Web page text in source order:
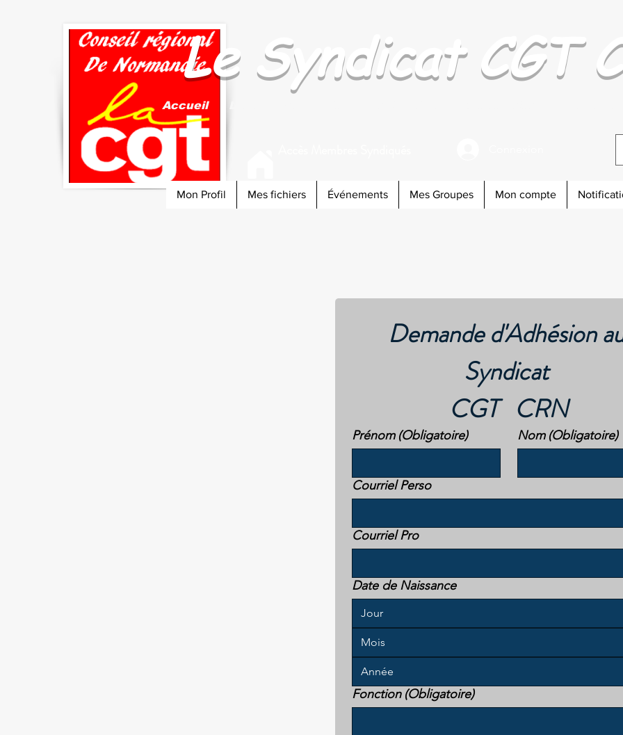
Le Syndicat CGT
Accueil
Mon Profil Mes fichiers Événements Mes Groupes Mon compte
Demande d'Adhésion
Syndicat
CGT   CRN
Prénom (Obligatoire) Nom (Obligatoire)
Courriel Perso
Courriel Pro
Date de Naissance
Mois
Fonction (Obligatoire)